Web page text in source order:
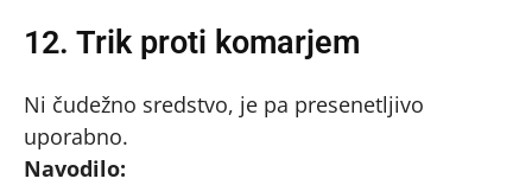
12. Trik proti komarjem
Ni čudežno sredstvo, je pa presenetljivo
uporabno.
Navodilo: